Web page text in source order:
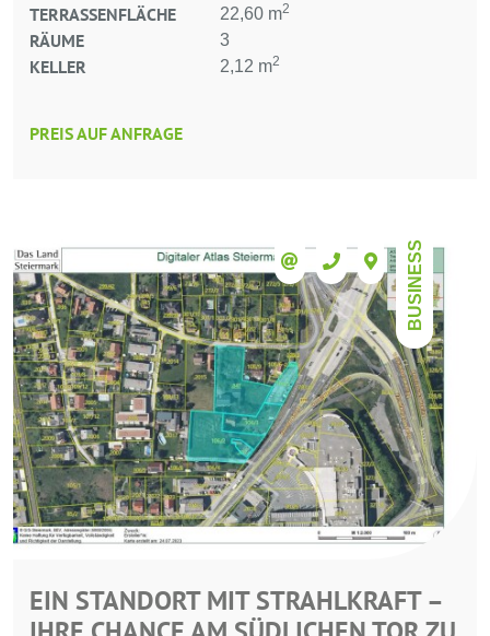
TERRASSENFLÄCHE 22,60 m2
RÄUME 3
KELLER 2,12 m2
PREIS AUF ANFRAGE
BUSINESS
EIN STANDORT MIT STRAHLKRAFT –